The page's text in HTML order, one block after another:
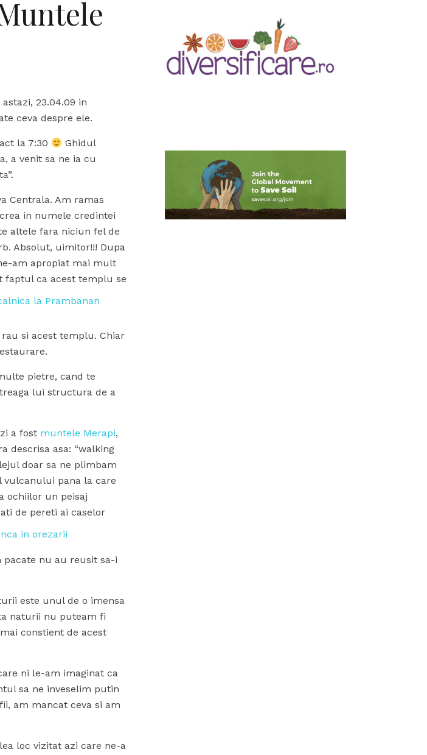
23.04.09 in
ceva despre ele.
la 7:30
Ghidul
a venit sa ne ia cu
Centrala. Am ramas
in numele credintei
altele fara niciun fel de
Absolut, uimitor!!! Dupa
am apropiat mai mult
faptul ca acest templu se
si acest templu. Chiar
pietre, cand te
lui structura de a
a fost muntele Merapi,
descrisa asa: “walking
doar sa ne plimbam
vulcanului pana la care
ochiilor un peisaj
de pereti ai caselor
pacate nu au reusit sa-i
este unul de o imensa
naturii nu puteam fi
constient de acest
ni le-am imaginat ca
sa ne inveselim putin
am mancat ceva si am
loc vizitat azi care ne-a